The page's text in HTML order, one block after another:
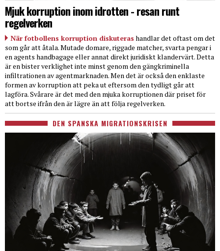
Mjuk korruption inom idrotten - resan runt
regelverken
När fotbollens korruption diskuteras handlar det oftast om det
som går att åtala. Mutade domare, riggade matcher, svarta pengar i
en agents handbagage eller annat direkt juridiskt klandervärt. Detta
är en bister verklighet inte minst genom den gängkriminella
infiltrationen av agentmarknaden. Men det är också den enklaste
formen av korruption att peka ut eftersom den tydligt går att
lagföra. Svårare är det med den mjuka korruptionen där priset för
att bortse ifrån den är lägre än att följa regelverken.
DEN SPANSKA MIGRATIONSKRISEN